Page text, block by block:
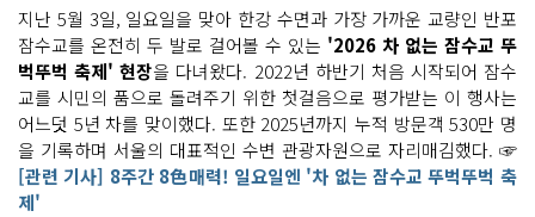
개
가 달
린 대
형 해
치
와 소
울
프
렌
즈 캐
릭
터 조
지난 5월 3일, 일요일을 맞아 한강 수면과 가장 가까운 교량인 반포
잠수교를 온전히 두 발로 걸어볼 수 있는 '2026 차 없는 잠수교 뚜
벅뚜벅 축제' 현장을 다녀왔다. 2022년 하반기 처음 시작되어 잠수
교를 시민의 품으로 돌려주기 위한 첫걸음으로 평가받는 이 행사는
어느덧 5년 차를 맞이했다. 또한 2025년까지 누적 방문객 530만 명
을 기록하며 서울의 대표적인 수변 관광자원으로 자리매김했다. ☞
[관련 기사] 8주간 8色매력! 일요일엔 '차 없는 잠수교 뚜벅뚜벅 축
제'